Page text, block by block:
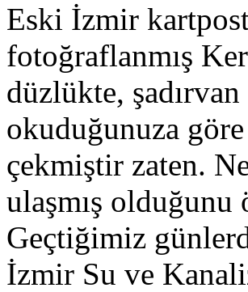
Eski İzmir
fotoğraflanmış
düzlükte,
okuduğunuza
çekmiştir zaten.
ulaşmış olduğunu
Geçtiğimiz
İzmir Su ve